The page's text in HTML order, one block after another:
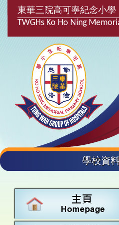
東華三院高可寧紀念小學
TWGHs Ko Ho Ning
學校資